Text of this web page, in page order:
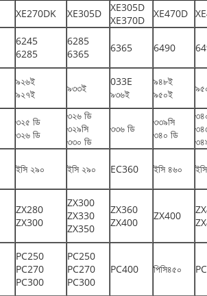
XE270DK XE305D
XE305D
XE370D
XE470D
6245
6285
6285
6365
6365 6490
৯২৬ই
৯২৭ই
৯৩৩ই
033E
৯৩৬ই
৯৪৮ই
৯৫০ই
৩২৫ ডি
৩২৬ ডি
৩২৬ ডি
৩২৯সি
৩৩০ ডি
৩৩৬ ডি
৩৩৯সি
৩৪০ ডি
ইসি ২৯০ ইসি ২৯০ EC360 ইসি ৪৬০
ZX280
ZX300
ZX300
ZX330
ZX350
ZX360
ZX400
ZX400
PC250
PC270
PC300
PC250
PC270
PC300
PC400 পিসি৪৫০